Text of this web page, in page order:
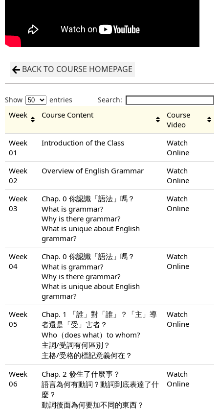
BACK TO COURSE HOMEPAGE
Show entries Search:
Week Course Content
Course
Video
Week
01
Introduction of the Class
Watch
Online
Week
02
Overview of English Grammar
Watch
Online
Week
03
Chap. 0 你認識「語法」嗎？
What is grammar?
Why is there grammar?
What is unique about English
grammar?
Watch
Online
Week
04
Chap. 0 你認識「語法」嗎？
What is grammar?
Why is there grammar?
What is unique about English
grammar?
Watch
Online
Week
05
Chap. 1 「誰」對「誰」？「主」導
者還是「受」害者？
Who（does what）to whom?
主詞/受詞有何區別？
主格/受格的標記意義何在？
Watch
Online
Week
06
Chap. 2 發生了什麼事？
語言為何有動詞？動詞到底表達了什
麼？
動詞後面為何要加不同的東西？
Watch
Online